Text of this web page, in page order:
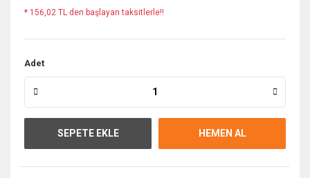
* 156,02 TL den başlayan taksitlerle!!
Adet
SEPETE EKLE HEMEN AL